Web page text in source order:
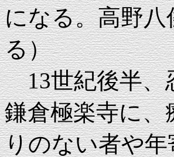
になる。高野
る）
13世紀後半、
鎌倉極楽寺に、
りのない者や